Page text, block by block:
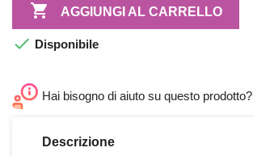
 AGGIUNGI AL CARRELLO
 Disponibile
Hai bisogno di aiuto su questo prodotto?
Descrizione